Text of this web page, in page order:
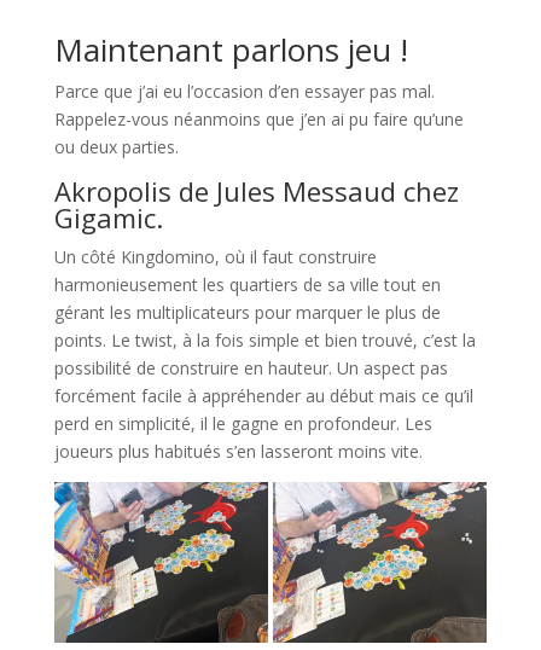
Maintenant parlons jeu !
Parce que j’ai eu l’occasion d’en essayer pas mal.
Rappelez-vous néanmoins que j’en ai pu faire qu’une
ou deux parties.
Akropolis de Jules Messaud chez
Gigamic.
Un côté Kingdomino, où il faut construire
harmonieusement les quartiers de sa ville tout en
gérant les multiplicateurs pour marquer le plus de
points. Le twist, à la fois simple et bien trouvé, c’est la
possibilité de construire en hauteur. Un aspect pas
forcément facile à appréhender au début mais ce qu’il
perd en simplicité, il le gagne en profondeur. Les
joueurs plus habitués s’en lasseront moins vite.